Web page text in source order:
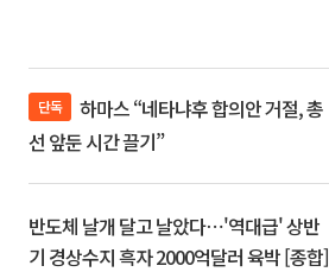
단독
선 앞둔 시간 끌기”
반도체 날개 달고 날았다⋯'역대급' 상반
기 경상수지 흑자 2000억달러 육박 [종합]